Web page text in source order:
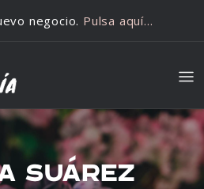
negocio. Pulsa aquí…
SUÁREZ